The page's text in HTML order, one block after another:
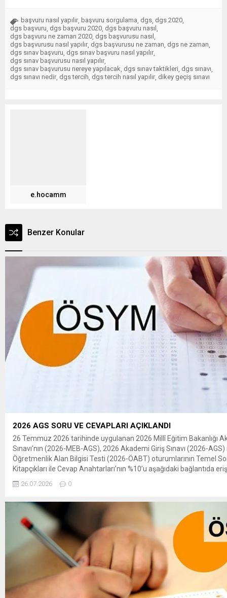
başvuru nasıl yapılır başvuru sorgulama dgs dgs 2020
dgs başvuru dgs başvuru 2020 dgs başvuru nasıl
dgs başvuru ne zaman 2020 dgs başvurusu nasıl
dgs başvurusu nasıl yapılır dgs başvurusu ne zaman dgs ne zaman
dgs sınav başvuru dgs sınav başvuru nasıl yapılır
dgs sınav başvurusu nasıl yapılır
dgs sınav başvurusu nereye yapılacak dgs sınav taktikleri dgs sınavı
dgs sınavı nedir dgs tercih dgs tercih nasıl yapılır dikey geçiş sınavı
e.hocamm
Benzer Konular
2026 AGS SORU VE CEVAPLARI AÇIKLANDI
26 Temmuz 2026 tarihinde uygulanan 2026 Millî Eğitim Bakanlığı
Sınavı’nın (2026-MEB-AGS), 2026 Akademi Giriş Sınavı (2026-
Öğretmenlik Alan Bilgisi Testi (2026-ÖABT) oturumlarının Temel
Kitapçıkları ile Cevap Anahtarları’nın %10’u aşağıdaki bağlantıda
tamamına, 26 Temmuz
T.C. kimlik numaraları ve aday şifreleriyle 10 gün süreyle
Kitapçıkları’nın görüntüleme süreci 5 Ağustos...
26.07.2026 0